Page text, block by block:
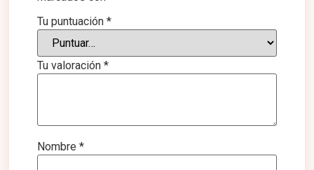
Tu puntuación*
Tu valoración*
Nombre*